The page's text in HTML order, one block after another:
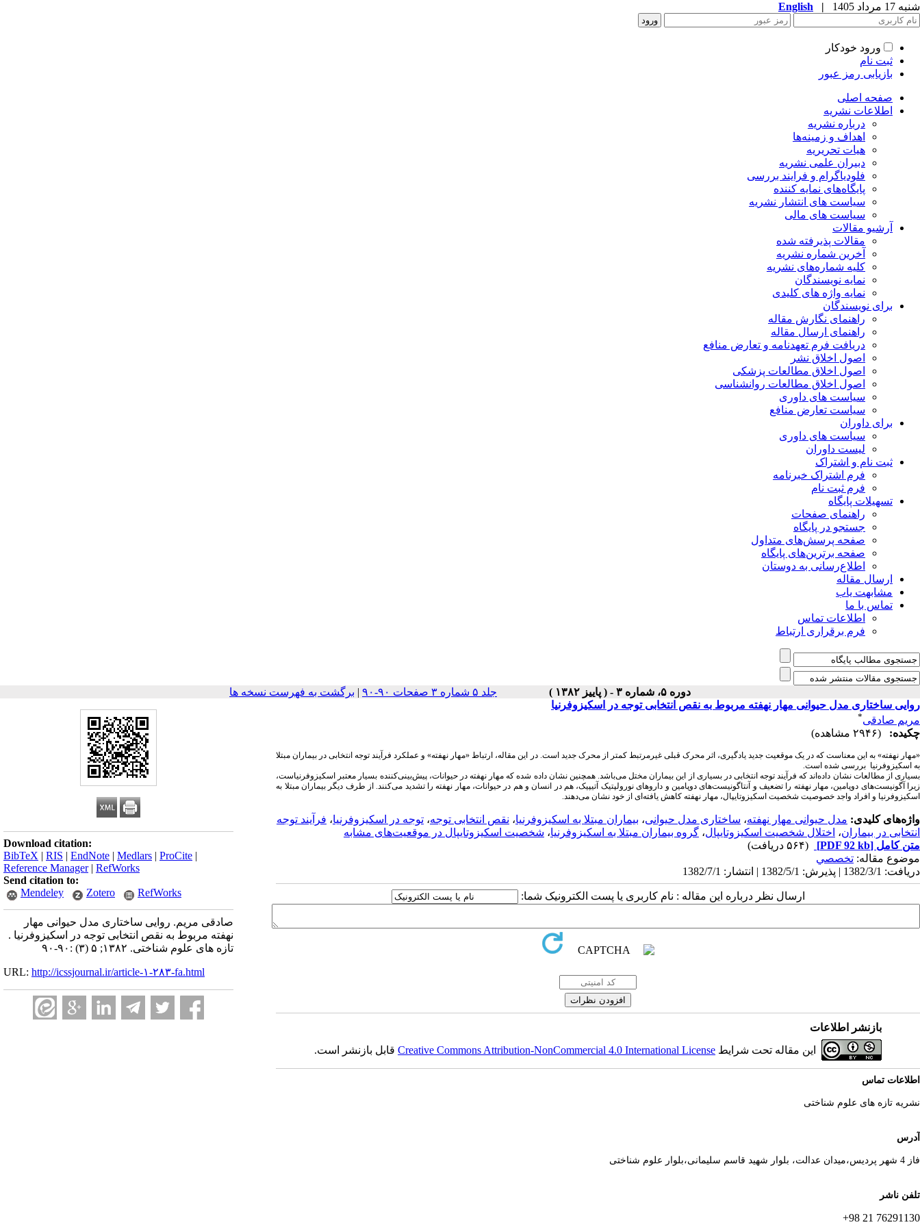
شنبه 17 مرداد 1405 |
English
ورود خودکار
ثبت نام
بازیابی رمز عبور
صفحه اصلی
اطلاعات نشریه
درباره نشریه
اهداف و زمینه‌ها
هیات تحریریه
دبیران علمی نشریه
فلودیاگرام و فرایند بررسی
پایگاه‌های نمایه کننده
سیاست های انتشار نشریه
سیاست های مالی
آرشیو مقالات
مقالات پذیرفته شده
آخرین شماره نشریه
کلیه شماره‌های نشریه
نمایه نویسندگان
نمایه واژه های کلیدی
برای نویسندگان
راهنمای نگارش مقاله
راهنمای ارسال مقاله
دریافت فرم تعهدنامه و تعارض منافع
اصول اخلاق نشر
اصول اخلاق مطالعات پزشکی
اصول اخلاق مطالعات روانشناسی
سیاست های داوری
سیاست تعارض منافع
برای داوران
سیاست های داوری
لیست داوران
ثبت نام و اشتراک
فرم اشتراک خبرنامه
فرم ثبت نام
تسهیلات پایگاه
راهنمای صفحات
جستجو در پایگاه
صفحه پرسش‌های متداول
صفحه برترین‌های پایگاه
اطلاع‌رسانی به دوستان
ارسال مقاله
مشابهت یاب
تماس با ما
اطلاعات تماس
فرم برقراری ارتباط
دوره ۵، شماره ۳ - ( پاییز ۱۳۸۲ ) جلد ۵ شماره ۳ صفحات ۹۰-۹۰ | برگشت به فهرست نسخه ها
Download citation:
BibTeX | RIS | EndNote | Medlars | ProCite |
Reference Manager| RefWorks
Send citation to:
Mendeley
Zotero RefWorks
صادقی مریم. روایی ساختاری مدل حیوانی مهار
نهفته مربوط به نقص انتخابی توجه در اسکیزوفرنیا .
تازه های علوم شناختی. ۱۳۸۲; ۵ (۳) :۹۰-۹۰
URL: http://icssjournal.ir/article-۱-۲۸۳-fa.html
روایی ساختاری مدل حیوانی مهار نهفته مربوط به نقص انتخابی توجه در اسکیزوفرنیا
مریم صادقی*
چکیده: (۲۹۴۶ مشاهده)
«مهار نهفته» به این معناست که در یک موقعیت جدید یادگیری، اثر محرک قبلی غیرمرتبط کمتر از محرک جدید است. در این مقاله، ارتباط «مهار نهفته» و عملکرد فرآیند توجه انتخابی در بیماران مبتلا
به اسکیزوفرنیا بررسی شده است.
بسیاری از مطالعات نشان داده‌اند که فرآیند توجه انتخابی در بسیاری از این بیماران مختل می‌باشد. همچنین نشان داده شده که مهار نهفته در حیوانات، پیش‌بینی‌کننده بسیار معتبر اسکیزوفرنیاست،
زیرا آگونیست‌های دوپامین، مهار نهفته را تضعیف و آنتاگونیست‌های دوپامین و داروهای نورولپتیک آتیپیک، هم در انسان و هم در حیوانات، مهار نهفته را تشدید می‌کنند. از طرف دیگر بیماران مبتلا به
اسکیزوفرنیا و افراد واجد خصوصیت شخصیت اسکیزوتایپال، مهار نهفته کاهش یافته‌ای از خود نشان می‌دهند.
واژه‌های کلیدی: مدل حیوانی مهار نهفته، ساختاری مدل حیوانی، بیماران مبتلا به اسکیزوفرنیا، نقص انتخابی توجه، توجه در اسکیزوفرنیا، فرآیند توجه
انتخابی در بیماران، اختلال شخصیت اسکیزوتایپال، گروه بیماران مبتلا به اسکیزوفرنیا، شخصیت اسکیزوتایپال در موقعیت‌های مشابه
متن کامل [PDF 92 kb]
(۵۶۴ دریافت)
موضوع مقاله: تخصصي
دریافت: 1382/3/1 | پذیرش: 1382/5/1 | انتشار: 1382/7/1
ارسال نظر درباره این مقاله : نام کاربری یا پست الکترونیک شما:
بازنشر اطلاعات
این مقاله تحت شرایط Creative Commons Attribution-NonCommercial 4.0 International Licenseقابل بازنشر است.
اطلاعات تماس
نشریه تازه های علوم شناختی
آدرس
فاز 4 شهر پردیس،میدان عدالت، بلوار شهید قاسم سلیمانی،بلوار علوم شناختی
تلفن ناشر
76291130 21 98+